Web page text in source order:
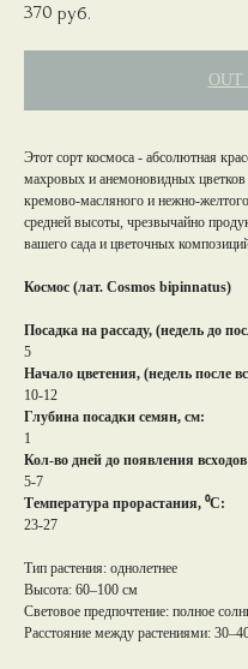
370 руб.
OUT
Этот сорт космоса - абсолютная
махровых и анемоновидных
кремово-масляного и нежно-
средней высоты, чрезвычайно
вашего сада и цветочных
Космос (лат. Cosmos bipinnatus)
Посадка на рассаду, (недель до
5
Начало цветения, (недель после
10-12
Глубина посадки семян, см:
1
Кол-во дней до появления
5-7
Температура прорастания, ⁰С:
23-27
Тип растения: однолетнее
Высота: 60–100 см
Световое предпочтение: полное
Расстояние между растениями: